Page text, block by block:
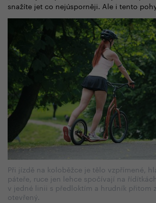
snažíte jet co nejúsporněji. Ale i tento
Při jízdě na koloběžce je tělo vzpřímené,
páteře, ruce jen lehce spočívají na
v jedné linii s předloktím a hrudník přitom
otevřený.